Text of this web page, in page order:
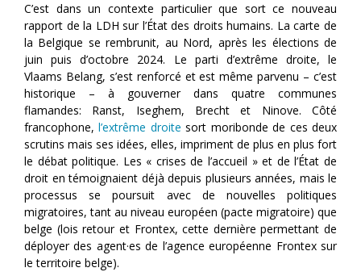
C’est dans un contexte particulier que sort ce nouveau
rapport de la LDH sur l’État des droits humains. La carte de
la Belgique se rembrunit, au Nord, après les élections de
juin puis d’octobre 2024. Le parti d’extrême droite, le
Vlaams Belang, s’est renforcé et est même parvenu – c’est
historique – à gouverner dans quatre communes
flamandes: Ranst, Iseghem, Brecht et Ninove. Côté
francophone,l’extrême droite sort moribonde de ces deux
scrutins mais ses idées, elles, impriment de plus en plus fort
le débat politique. Les « crises de l’accueil » et de l’État de
droit en témoignaient déjà depuis plusieurs années, mais le
processus se poursuit avec de nouvelles politiques
migratoires, tant au niveau européen (pacte migratoire) que
belge (lois retour et Frontex, cette dernière permettant de
déployer des agent·es de l’agence européenne Frontex sur
le territoire belge).